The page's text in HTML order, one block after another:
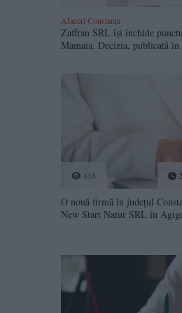
Afaceri Constanța
Zaffran SRL își închide
Mamaia. Decizia, publicată
416
O nouă firmă în județul
New Start Natur SRL în